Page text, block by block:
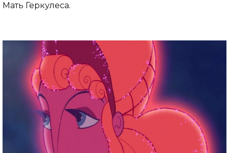
Мать Геркулеса.